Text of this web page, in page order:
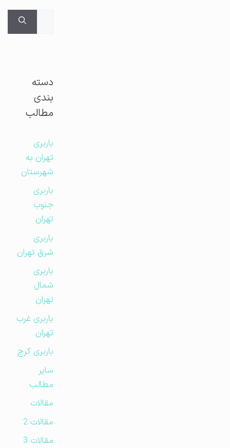
دسته
بندی
مطالب
باربری
تهران به
شهرستان
باربری
جنوب
تهران
باربری
شرق تهران
باربری
شمال
تهران
باربری غرب
تهران
باربری کرج
مطالب
مقالات
مقالات 2
مقالات 3